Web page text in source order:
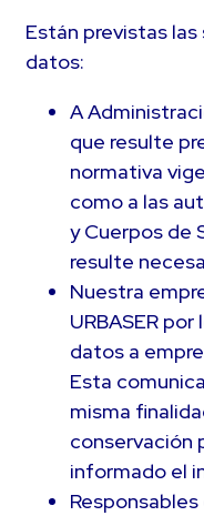
Están previstas
datos:
A
que resulte
normativa
como a las
y Cuerpos de
resulte
Nuestra
URBASER
datos a
Esta
misma
conservación
informado el